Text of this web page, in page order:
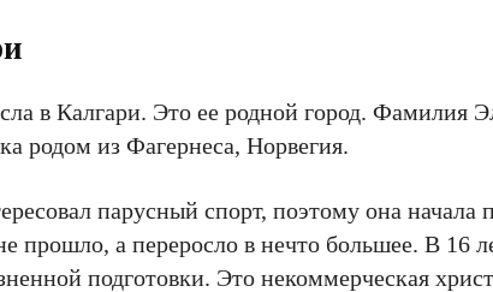
в Калгари. Это ее родной город. Фамилия
родом из Фагернеса, Норвегия.
парусный спорт, поэтому она начала
прошло, а переросло в нечто большее. В 16
подготовки. Это некоммерческая